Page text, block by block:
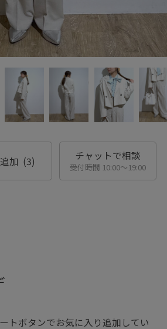
加 (3) チャットで相談
受付時間 10:00〜19:00
トボタンでお気に入り追加してい